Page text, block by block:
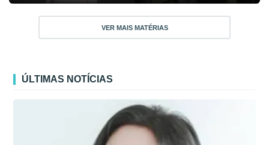
VER MAIS MATÉRIAS
ÚLTIMAS NOTÍCIAS